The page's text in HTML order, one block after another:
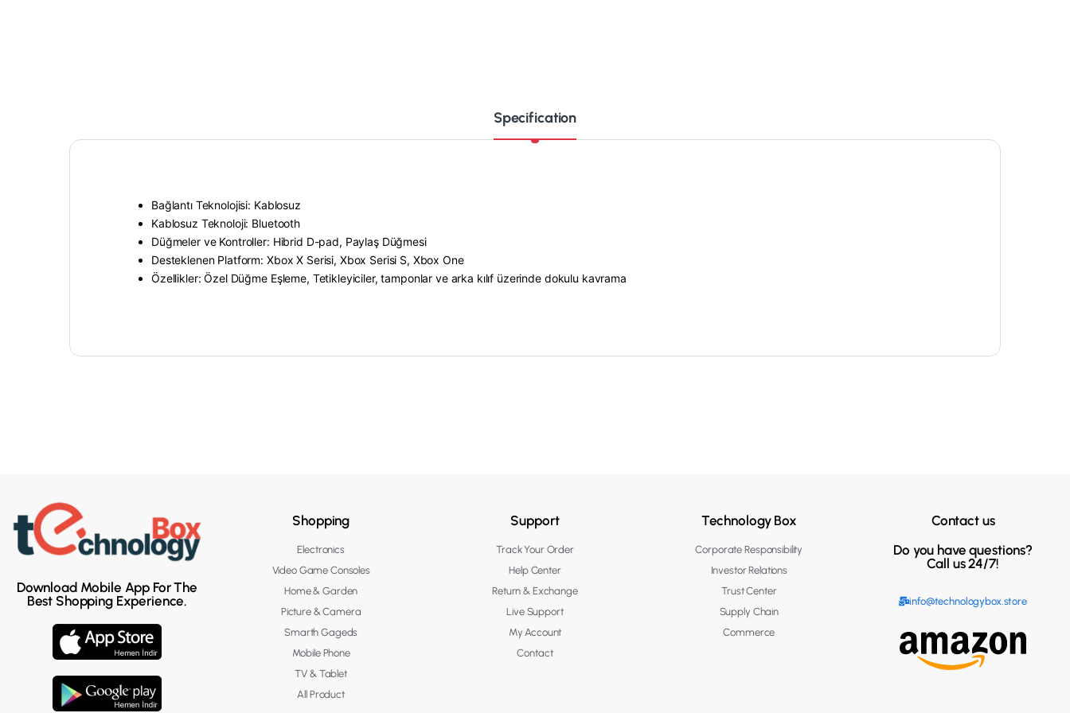
Specification
Bağlantı Teknolojisi: Kablosuz
Kablosuz Teknoloji: Bluetooth
Düğmeler ve Kontroller: Hibrid D-pad, Paylaş Düğmesi
Desteklenen Platform: Xbox X Serisi, Xbox Serisi S, Xbox One
Özellikler: Özel Düğme Eşleme, Tetikleyiciler, tamponlar ve arka kılıf üzerinde dokulu kavrama
Download Mobile App For The
Best Shopping Experience.
Shopping
Electronics
Video Game Consoles
Home & Garden
Picture & Camera
Smarth Gageds
Mobile Phone
TV & Tablet
All Product
Support
Track Your Order
Help Center
Return & Exchange
Live Support
My Account
Contact
Technology Box
Corporate Responsibility
Investor Relations
Trust Center
Supply Chain
Commerce
Contact us
Do you have questions?
Call us 24/7!
info@technologybox.store